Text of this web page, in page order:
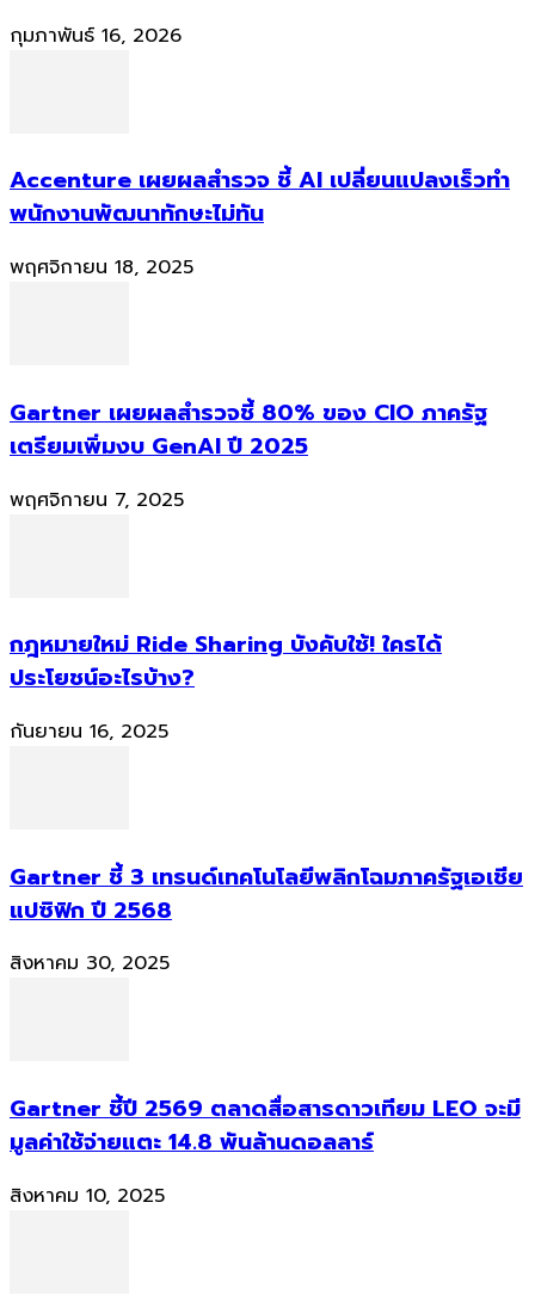
กุมภาพันธ์ 16, 2026
Accenture เผยผลสำรวจ ชี้ AI เปลี่ยนแปลงเร็วทำ
พนักงานพัฒนาทักษะไม่ทัน
พฤศจิกายน 18, 2025
Gartner เผยผลสำรวจชี้ 80% ของ CIO ภาครัฐ
เตรียมเพิ่มงบ GenAI ปี 2025
พฤศจิกายน 7, 2025
กฎหมายใหม่ Ride Sharing บังคับใช้! ใครได้
ประโยชน์อะไรบ้าง?
กันยายน 16, 2025
Gartner ชี้ 3 เทรนด์เทคโนโลยีพลิกโฉมภาครัฐเอเชีย
แปซิฟิก ปี 2568
สิงหาคม 30, 2025
Gartner ชี้ปี 2569 ตลาดสื่อสารดาวเทียม LEO จะมี
มูลค่าใช้จ่ายแตะ 14.8 พันล้านดอลลาร์
สิงหาคม 10, 2025